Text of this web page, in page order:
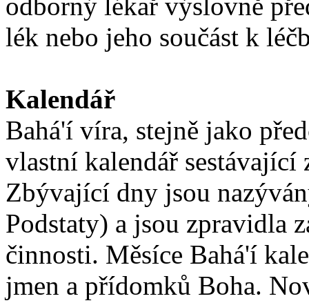
lék nebo jeho součást k
Kalendář
Bahá'í víra, stejně jako
vlastní kalendář
Zbývající dny jsou
Podstaty) a jsou zpravidla
činnosti. Měsíce Bahá'í
jmen a přídomků Boha.